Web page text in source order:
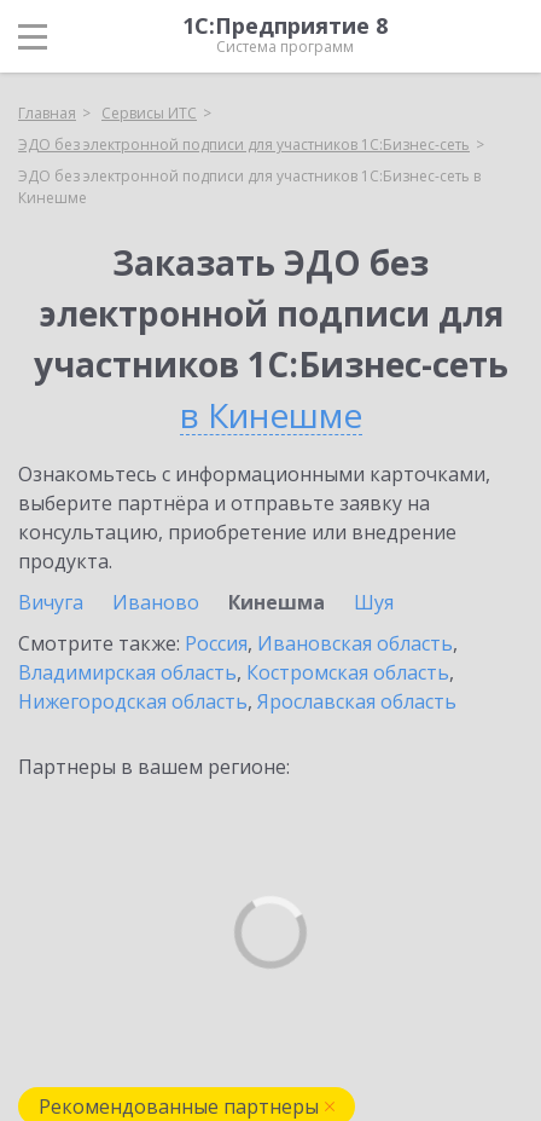
1С:Предприятие 8
Система программ
Главная
Сервисы ИТС
ЭДО без электронной подписи для участников 1С:Бизнес-сеть
ЭДО без электронной подписи для участников 1С:Бизнес-сеть в
Кинешме
Заказать ЭДО без
электронной подписи для
участников 1С:Бизнес-сеть
в Кинешме
Ознакомьтесь с информационными карточками,
выберите партнёра и отправьте заявку на
консультацию, приобретение или внедрение
продукта.
Вичуга
Иваново Кинешма
Шуя
Смотрите также: Россия, Ивановская область,
Владимирская область, Костромская область,
Нижегородская область, Ярославская область
Партнеры в вашем регионе:
Рекомендованные партнеры